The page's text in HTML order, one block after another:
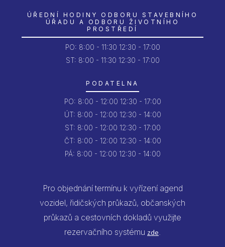
ÚŘEDNÍ HODINY ODBORU STAVEBNÍHO
ÚŘADU A ODBORU ŽIVOTNÍHO
PROSTŘEDÍ
PO: 8:00 - 11:30 12:30 - 17:00
ST: 8:00 - 11:30 12:30 - 17:00
PODATELNA
PO: 8:00 - 12:00 12:30 - 17:00
ÚT: 8:00 - 12:00 12:30 - 14:00
ST: 8:00 - 12:00 12:30 - 17:00
ČT: 8:00 - 12:00 12:30 - 14:00
PÁ: 8:00 - 12:00 12:30 - 14:00
Pro objednání termínu k vyřízení agend
vozidel, řidičských průkazů, občanských
průkazů a cestovních dokladů využijte
rezervačního systému zde.